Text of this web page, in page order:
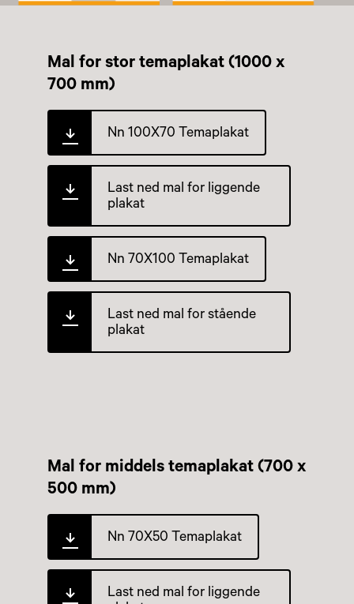
Mal for stor temaplakat (1000 x
700 mm)
Nn 100X70 Temaplakat
Last ned mal for liggende
plakat
Nn 70X100 Temaplakat
Last ned mal for stående
plakat
Mal for middels temaplakat (700 x
500 mm)
Nn 70X50 Temaplakat
Last ned mal for liggende